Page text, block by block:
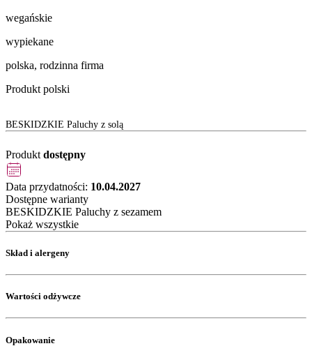
wegańskie
wypiekane
polska, rodzinna firma
Produkt polski
BESKIDZKIE Paluchy z solą
Produkt dostępny
Data przydatności: 10.04.2027
Dostępne warianty
BESKIDZKIE Paluchy z sezamem
Pokaż wszystkie
Skład i alergeny
Wartości odżywcze
Opakowanie